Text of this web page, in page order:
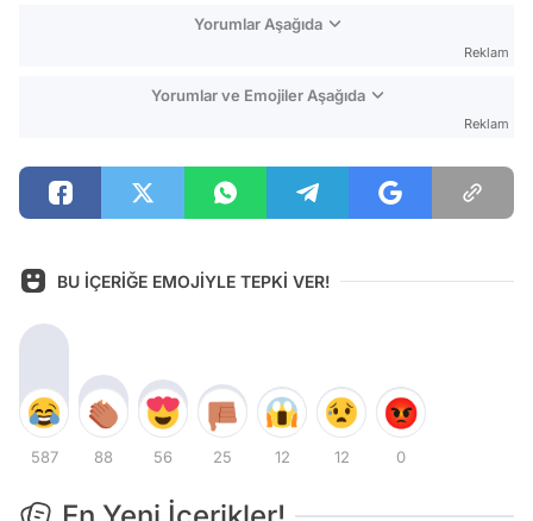
Yorumlar Aşağıda
Reklam
Yorumlar ve Emojiler Aşağıda
Reklam
BU İÇERİĞE EMOJİYLE TEPKİ VER!
587 88 56 25 12 12 0